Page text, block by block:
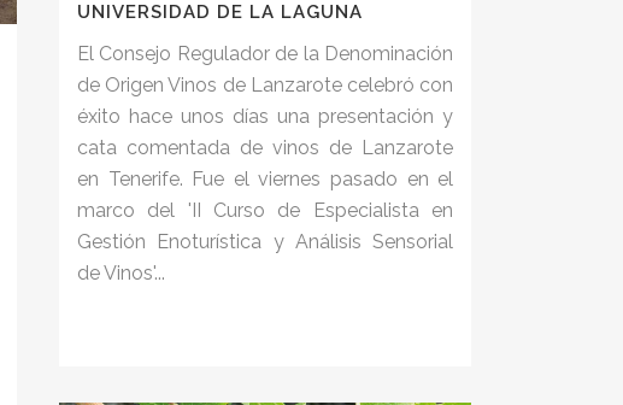
UNIVERSIDAD DE LA LAGUNA
El Consejo Regulador de la Denominación
de Origen Vinos de Lanzarote celebró con
éxito hace unos días una presentación y
cata comentada de vinos de Lanzarote
en Tenerife. Fue el viernes pasado en el
marco del 'II Curso de Especialista en
Gestión Enoturística y Análisis Sensorial
de Vinos'...